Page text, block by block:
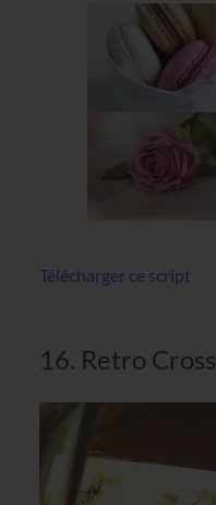
Télécharger ce script
16. Retro Cross